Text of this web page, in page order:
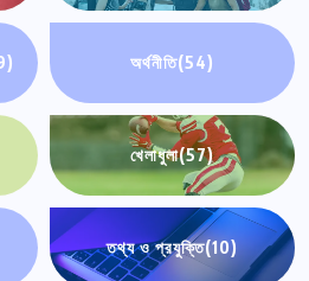
অর্থনীতি(54)
খেলাধুলা(57)
তথ্য ও প্রযুক্তি(10)